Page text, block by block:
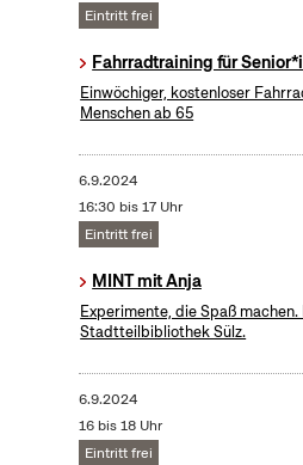
Eintritt frei
Fahrradtraining für
Einwöchiger, kostenloser
Menschen ab 65
6.9.2024
16:30 bis 17 Uhr
Eintritt frei
MINT mit Anja
Experimente, die Spaß machen.
Stadtteilbibliothek Sülz.
6.9.2024
16 bis 18 Uhr
Eintritt frei